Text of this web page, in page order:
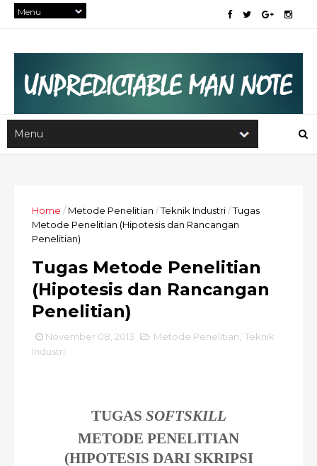
Home / Metode Penelitian /Teknik Industri/Tugas
Metode Penelitian (Hipotesis dan Rancangan
Penelitian)
Tugas Metode Penelitian
(Hipotesis dan Rancangan
Penelitian)
November 08, 2013 Metode Penelitian Teknik
Industri
TUGAS SOFTSKILL
METODE PENELITIAN
(HIPOTESIS DARI SKRIPSI